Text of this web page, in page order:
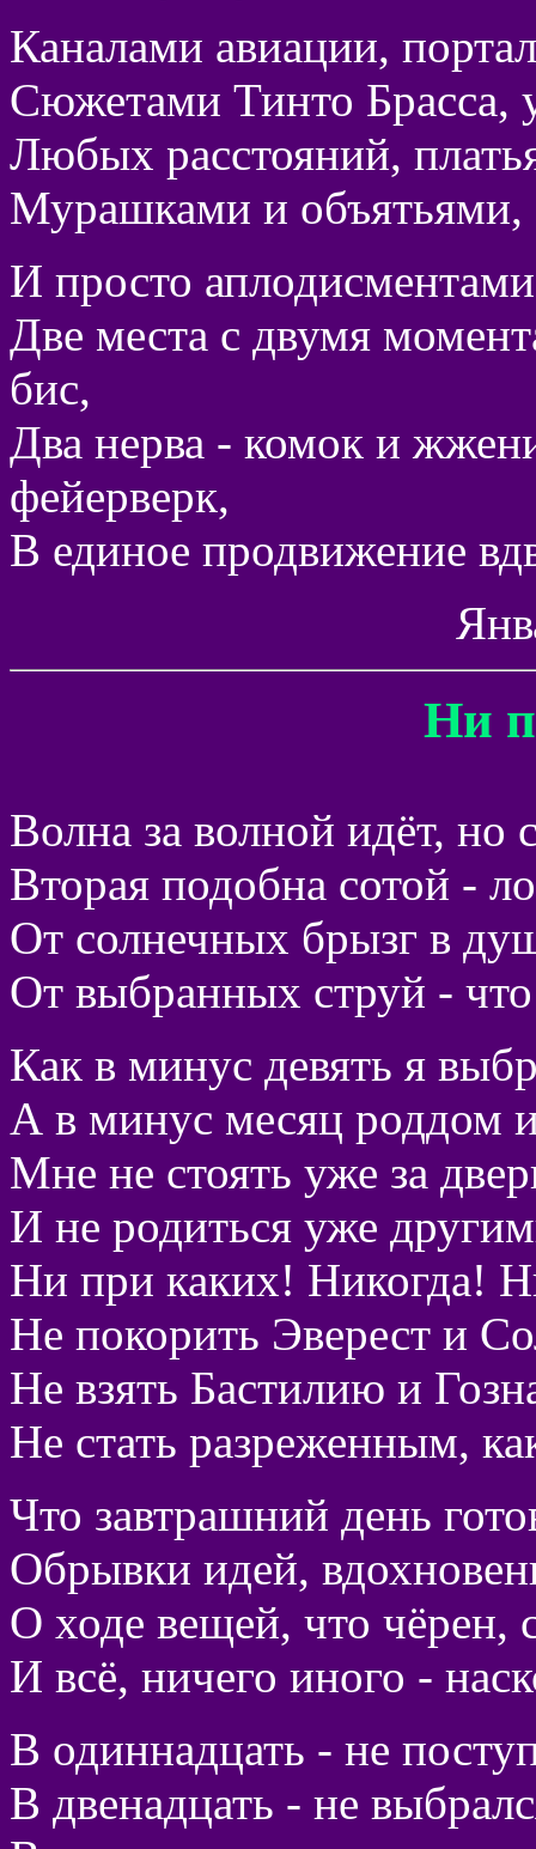
Каналами авиации,
Сюжетами Тинто Брасса,
Любых расстояний,
Мурашками и объятьями,
И просто
Две места с двумя
бис,
Два нерва - комок и
фейерверк,
В единое продвижение
Ни
Волна за волной идёт, но
Вторая подобна сотой -
От солнечных брызг в
От выбранных струй -
Как в минус девять я
А в минус месяц роддом
Мне не стоять уже за
И не родиться уже
Ни при каких! Никогда!
Не покорить Эверест и
Не взять Бастилию и
Не стать разреженным,
Что завтрашний день
Обрывки идей,
О ходе вещей, что чёрен,
И всё, ничего иного -
В одиннадцать - не
В двенадцать - не